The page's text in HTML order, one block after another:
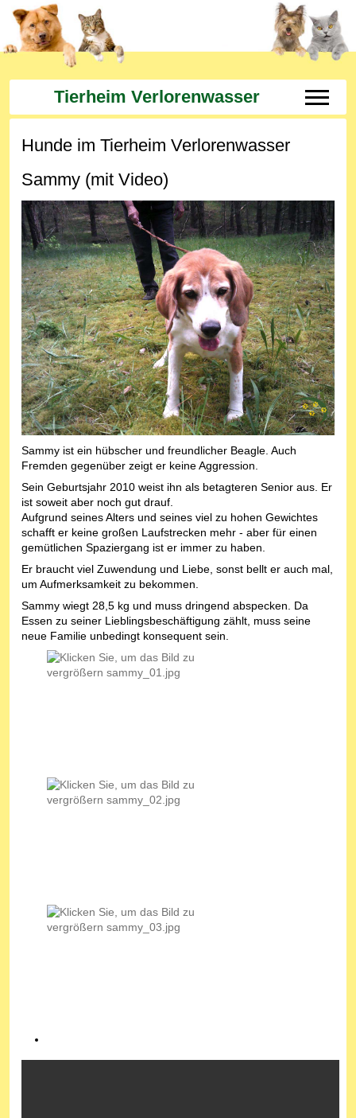
Tierheim Verlorenwasser Off-
Hunde im Tierheim Verlorenwasser
Sammy (mit Video)
Sammy ist ein hübscher und freundlicher Beagle. Auch
Fremden gegenüber zeigt er keine Aggression.
Sein Geburtsjahr 2010 weist ihn als betagteren Senior aus. Er
ist soweit aber noch gut drauf.
Aufgrund seines Alters und seines viel zu hohen Gewichtes
schafft er keine großen Laufstrecken mehr - aber für einen
gemütlichen Spaziergang ist er immer zu haben.
Er braucht viel Zuwendung und Liebe, sonst bellt er auch mal,
um Aufmerksamkeit zu bekommen.
Sammy wiegt 28,5 kg und muss dringend abspecken. Da
Essen zu seiner Lieblingsbeschäftigung zählt, muss seine
neue Familie unbedingt konsequent sein.